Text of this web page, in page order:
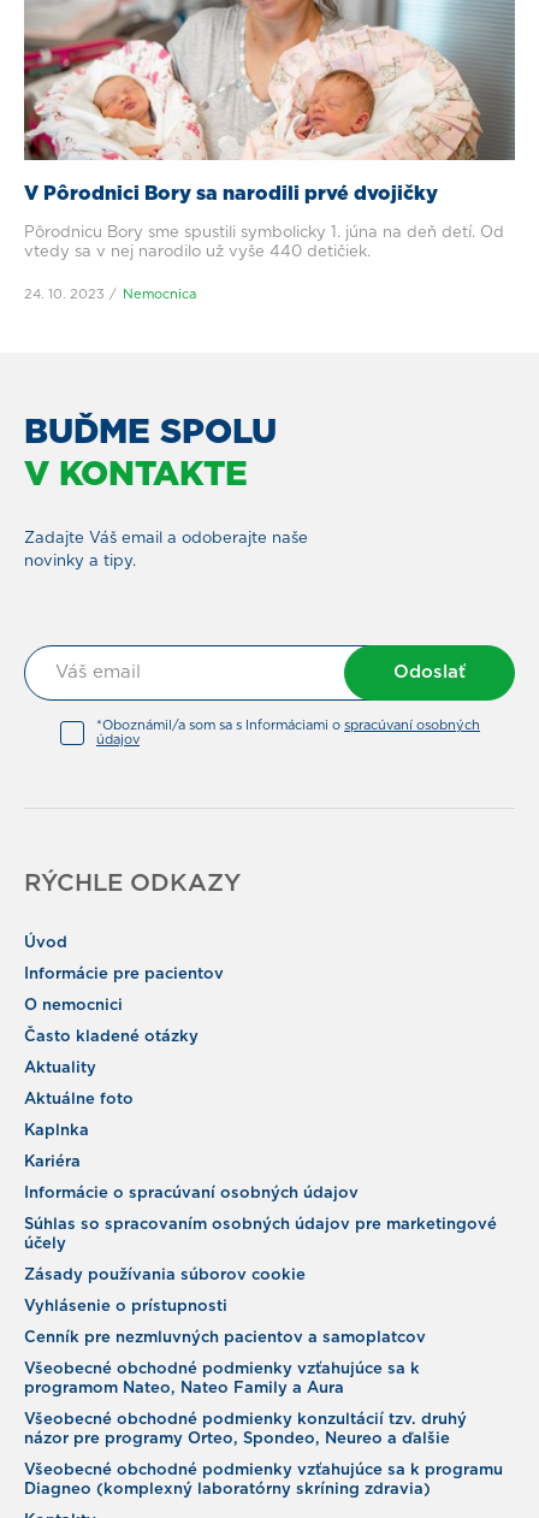
V Pôrodnici Bory sa narodili prvé dvojičky
Pôrodnicu Bory sme spustili symbolicky 1. júna na deň detí. Od
vtedy sa v nej narodilo už vyše 440 detičiek.
24. 10. 2023 Nemocnica
BUĎME SPOLU
V KONTAKTE
Zadajte Váš email a odoberajte naše
novinky a tipy.
Odoslať
*Oboznámil/a som sa s Informáciami o spracúvaní osobných
údajov
RÝCHLE ODKAZY
Úvod
Informácie pre pacientov
O nemocnici
Často kladené otázky
Aktuality
Aktuálne foto
Kaplnka
Kariéra
Informácie o spracúvaní osobných údajov
Súhlas so spracovaním osobných údajov pre marketingové
účely
Zásady používania súborov cookie
Vyhlásenie o prístupnosti
Cenník pre nezmluvných pacientov a samoplatcov
Všeobecné obchodné podmienky vzťahujúce sa k
programom Nateo, Nateo Family a Aura
Všeobecné obchodné podmienky konzultácií tzv. druhý
názor pre programy Orteo, Spondeo, Neureo a ďalšie
Všeobecné obchodné podmienky vzťahujúce sa k programu
Diagneo (komplexný laboratórny skríning zdravia)